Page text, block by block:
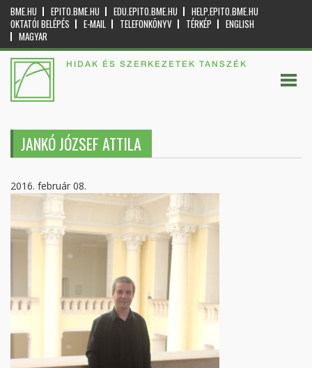
BME.HU EPITO.BME.HU EDU.EPITO.BME.HU
HELP.EPITO.BME.HU
OKTATÓI BELÉPÉS
E-MAIL TELEFONKÖNYV TÉRKÉP
ENGLISH
MAGYAR
HIDAK ÉS SZERKEZETEK TANSZÉK
JANKÓ JÓZSEF ATTILA
2016. február 08.